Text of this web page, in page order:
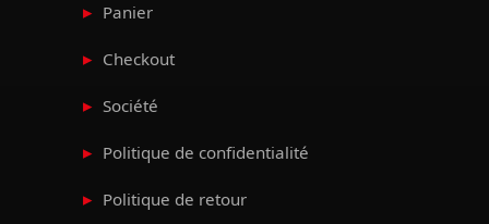
Panier
Checkout
Société
Politique de confidentialité
Politique de retour